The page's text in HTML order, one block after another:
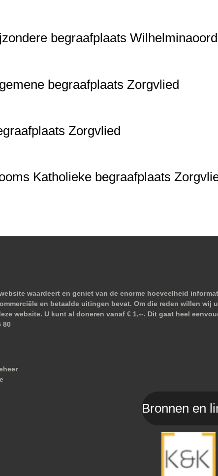
begraafplaats Wilhelminaoord
begraafplaats Zorgvlied
Zorgvlied
Katholieke begraafplaats
waardeert en geniet van de enorme hoeveelheid
en betaalde uitingen bevat. Om die reden willen wij
website. U kunt al doneren vanaf € 1,--. Dit gaat heel
80
Bronnen en